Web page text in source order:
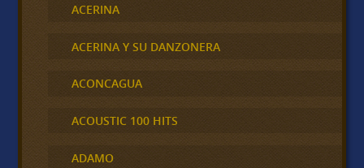
ACERINA
ACERINA Y SU DANZONERA
ACONCAGUA
ACOUSTIC 100 HITS
ADAMO